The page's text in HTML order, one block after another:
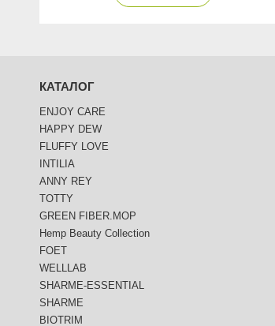
КАТАЛОГ
ENJOY CARE
HAPPY DEW
FLUFFY LOVE
INTILIA
ANNY REY
TOTTY
GREEN FIBER.MOP
Hemp Beauty Collection
FOET
WELLLAB
SHARME-ESSENTIAL
SHARME
BIOTRIM